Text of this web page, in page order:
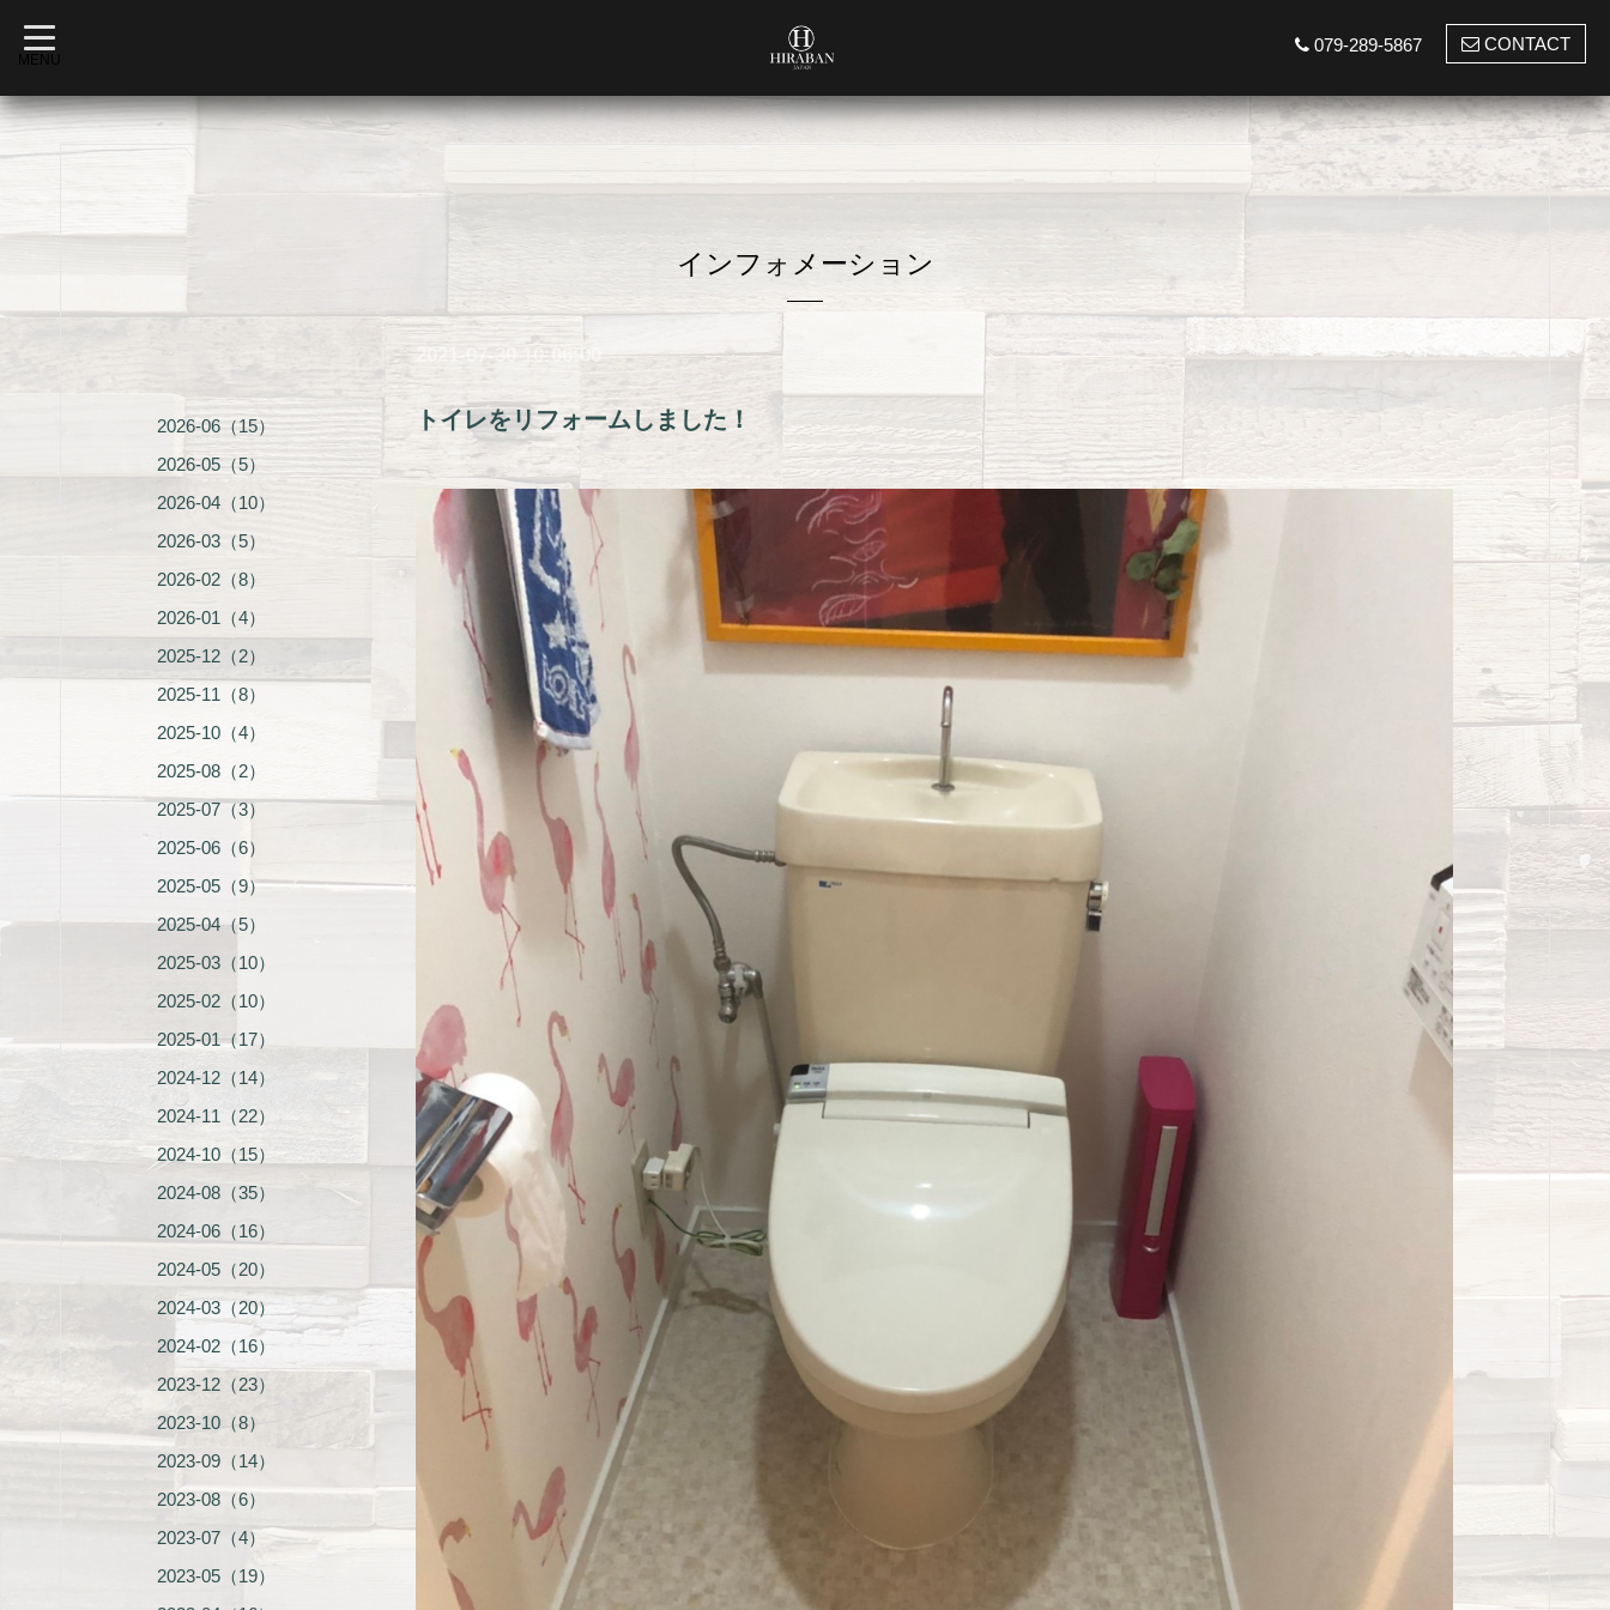
t
o
g
l
e
a
MENU
079-289-5867 CONTACT
インフォメーション
2021-07-30 10:06:00
トイレをリフォームしました！
2026-06（15）
2026-05（5）
2026-04（10）
2026-03（5）
2026-02（8）
2026-01（4）
2025-12（2）
2025-11（8）
2025-10（4）
2025-08（2）
2025-07（3）
2025-06（6）
2025-05（9）
2025-04（5）
2025-03（10）
2025-02（10）
2025-01（17）
2024-12（14）
2024-11（22）
2024-10（15）
2024-08（35）
2024-06（16）
2024-05（20）
2024-03（20）
2024-02（16）
2023-12（23）
2023-10（8）
2023-09（14）
2023-08（6）
2023-07（4）
2023-05（19）